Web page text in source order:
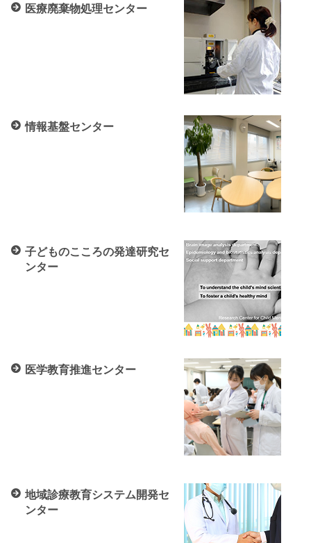
医療廃棄物処理センター
情報基盤センター
子どものこころの発達研究セ
ンター
医学教育推進センター
地域診療教育システム開発セ
ンター